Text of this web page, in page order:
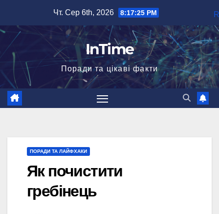
вмісту
Чт. Сер 6th, 2026 8:17:26 PM
InTime
Поради та цікаві факти
ПОРАДИ ТА ЛАЙФХАКИ
Як почистити
гребінець